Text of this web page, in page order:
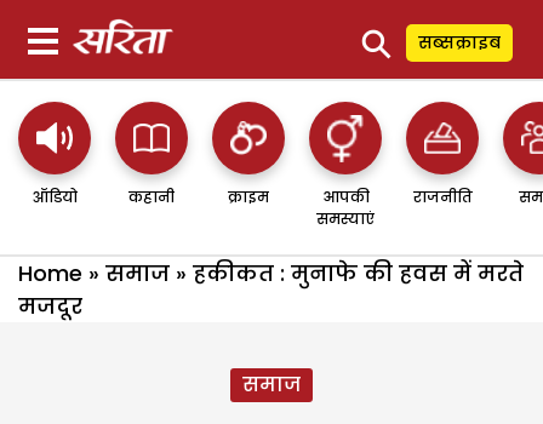
⚲ सब्सक्राइब
ऑडियो कहानी क्राइम
आपकी
समस्याएं
राजनीति
Home » समाज » हकीकत : मुनाफे की हवस में मरते
मजदूर
समाज